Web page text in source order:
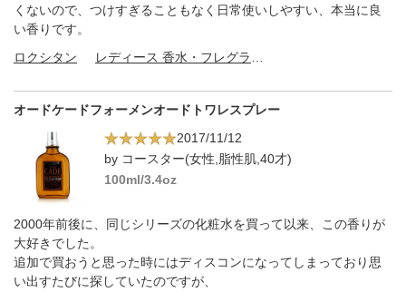
くないので、つけすぎることもなく日常使いしやすい、本当に良
い香りです。
ロクシタン
オードケードフォーメンオードトワレスプレー
2017/11/12
by コースター(女性,脂性肌,40才)
100ml/3.4oz
2000年前後に、同じシリーズの化粧水を買って以来、この香りが
大好きでした。
追加で買おうと思った時にはディスコンになってしまっており思
い出すたびに探していたのですが、